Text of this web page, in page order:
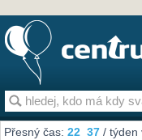
Přesný čas:22 37 /